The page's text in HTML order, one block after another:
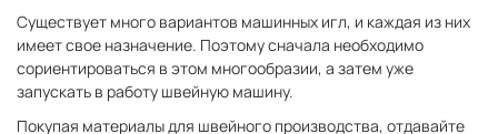
Существует много вариантов машинных игл, и каждая из них
имеет свое назначение. Поэтому сначала необходимо
сориентироваться в этом многообразии, а затем уже
запускать в работу швейную машину.
Покупая материалы для швейного производства, отдавайте